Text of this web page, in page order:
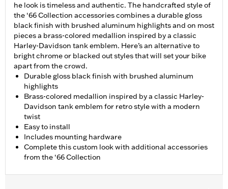
he look is timeless and authentic. The handcrafted style of
the ‘66 Collection accessories combines a durable gloss
black finish with brushed aluminum highlights and on most
pieces a brass-colored medallion inspired by a classic
Harley-Davidson tank emblem. Here’s an alternative to
bright chrome or blacked out styles that will set your bike
apart from the crowd.
Durable gloss black finish with brushed aluminum
highlights
Brass-colored medallion inspired by a classic Harley-
Davidson tank emblem for retro style with a modern
twist
Easy to install
Includes mounting hardware
Complete this custom look with additional accessories
from the ‘66 Collection